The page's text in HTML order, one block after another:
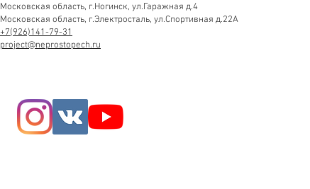
Московская область, г.Ногинск, ул.Гаражная д.4
Московская область, г.Электросталь, ул.Спортивная д.22А
+7(926)141-79-31
project@neprostopech.ru